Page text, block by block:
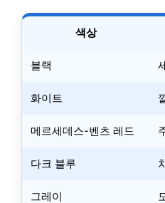
색상
블랙
화이트
메르세데스-벤츠 레드
다크 블루
그레이